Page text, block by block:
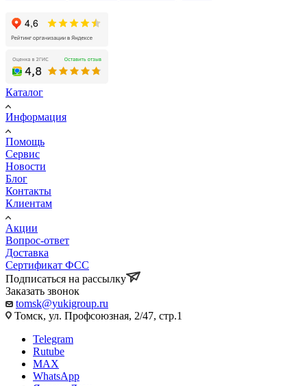
Каталог
Информация
Помощь
Сервис
Новости
Блог
Контакты
Клиентам
Акции
Вопрос-ответ
Доставка
Сертификат ФСС
Подписаться на рассылку
Заказать звонок
tomsk@yukigroup.ru
Томск, ул. Профсоюзная, 2/47, стр.1
Telegram
Rutube
MAX
WhatsApp